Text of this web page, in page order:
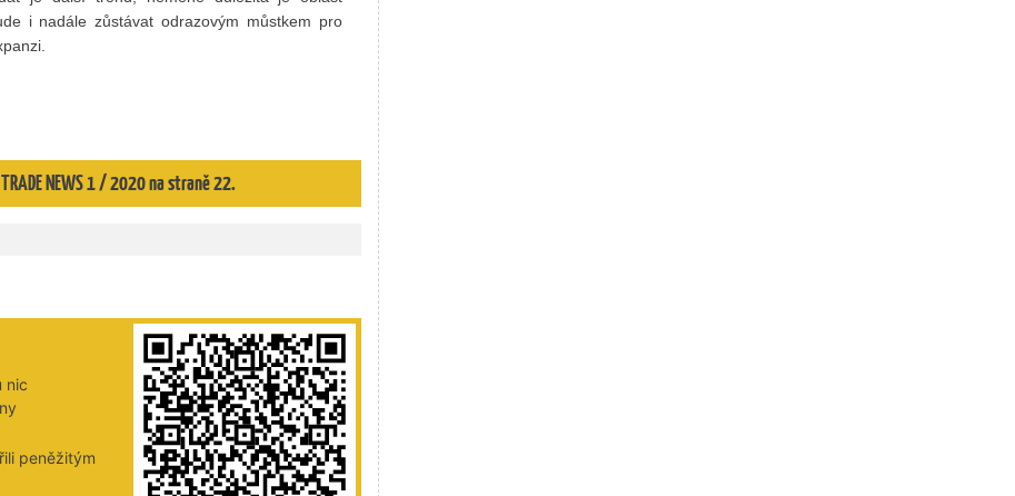
i nadále zůstávat odrazovým můstkem pro
NEWS 1 / 2020 na straně 22.
nic
peněžitým